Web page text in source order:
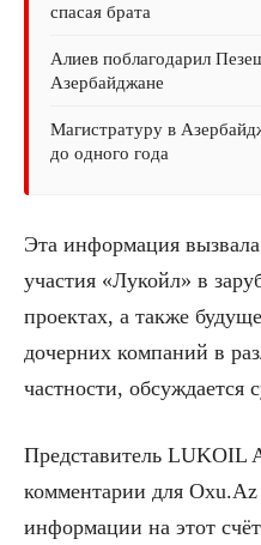
спасая брата
Алиев поблагодарил
Азербайджане
Магистратуру в
до одного года
Эта информация
участия «Лукойл» в
проектах, а также
дочерних компаний в
частности, обсуждается
Представитель LUKOIL
комментарии для
информации на этот